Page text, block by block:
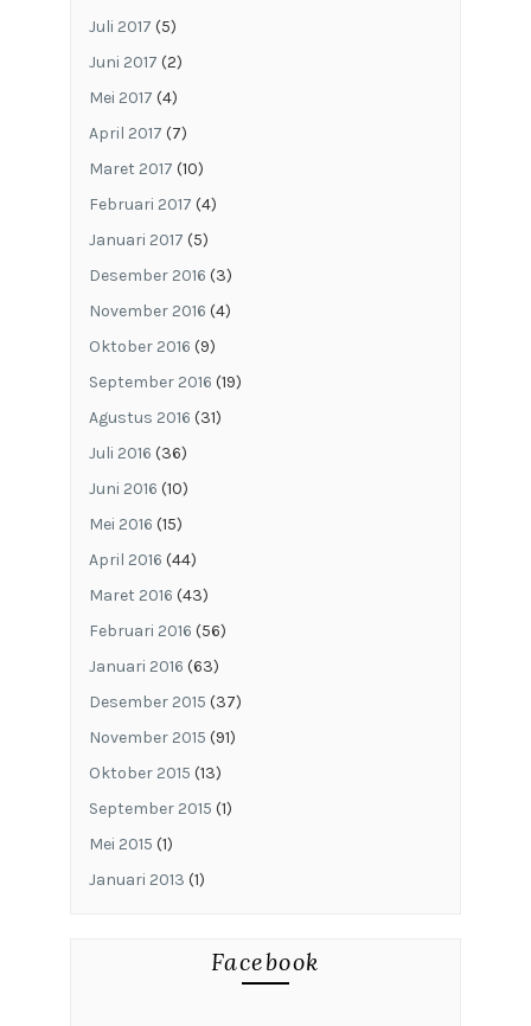
Juli 2017 (5)
Juni 2017 (2)
Mei 2017 (4)
April 2017 (7)
Maret 2017 (10)
Februari 2017 (4)
Januari 2017 (5)
Desember 2016 (3)
November 2016 (4)
Oktober 2016 (9)
September 2016 (19)
Agustus 2016 (31)
Juli 2016 (36)
Juni 2016 (10)
Mei 2016 (15)
April 2016 (44)
Maret 2016 (43)
Februari 2016 (56)
Januari 2016 (63)
Desember 2015 (37)
November 2015 (91)
Oktober 2015 (13)
September 2015 (1)
Mei 2015 (1)
Januari 2013 (1)
Facebook